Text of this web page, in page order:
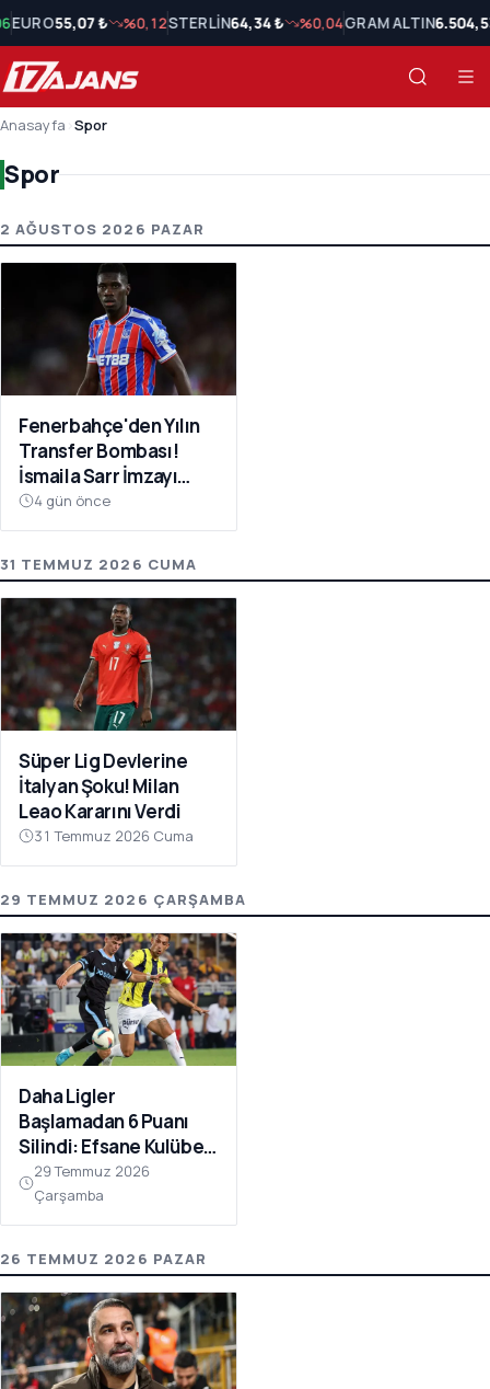
EURO55,07 ₺ %0,12STERLİN64,34 ₺ %0,04GRAM ALTIN
Anasayfa Spor
Spor
Spor Son Haberler
2 AĞUSTOS 2026 PAZAR
Fenerbahçe'den Yılın
Transfer Bombası!
İsmaila Sarr İmzayı
Atıyor
4 gün önce
31 TEMMUZ 2026 CUMA
Süper Lig Devlerine
İtalyan Şoku! Milan
Leao Kararını Verdi
31 Temmuz 2026 Cuma
29 TEMMUZ 2026 ÇARŞAMBA
Daha Ligler
Başlamadan 6 Puanı
Silindi: Efsane Kulübe
FIFA Darbesi!
29 Temmuz 2026
Çarşamba
26 TEMMUZ 2026 PAZAR